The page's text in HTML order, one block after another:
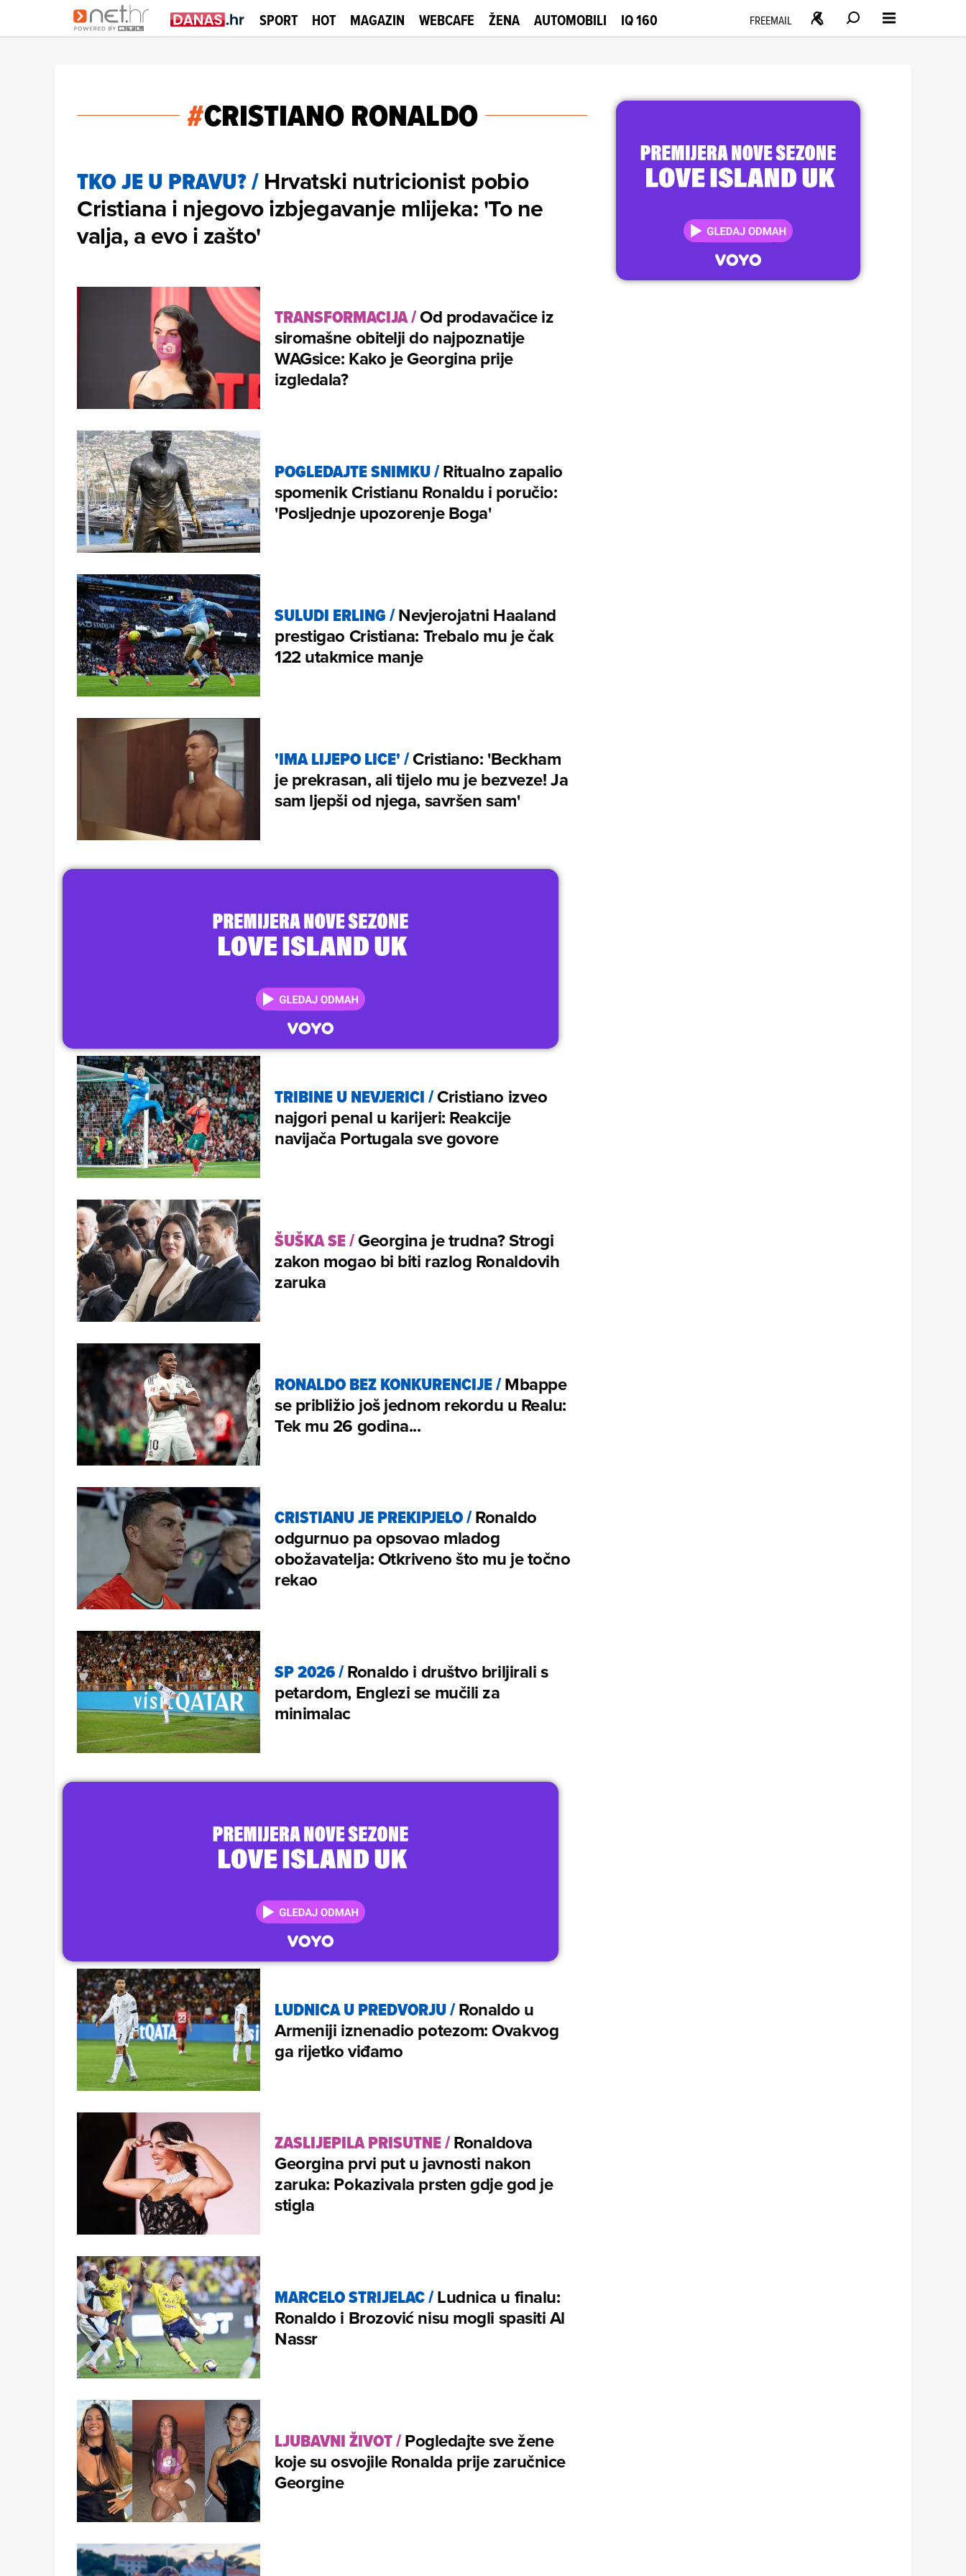
SPORT HOT MAGAZIN WEBCAFE ŽENA AUTOMOBILI IQ 160 FREEMAIL
#CRISTIANO RONALDO
TKO JE U PRAVU?/Hrvatski nutricionist pobio
Cristiana i njegovo izbjegavanje mlijeka: 'To ne
valja, a evo i zašto'
TRANSFORMACIJA/Od prodavačice iz
siromašne obitelji do najpoznatije
WAGsice: Kako je Georgina prije
izgledala?
POGLEDAJTE SNIMKU/Ritualno zapalio
spomenik Cristianu Ronaldu i poručio:
'Posljednje upozorenje Boga'
SULUDI ERLING/Nevjerojatni Haaland
prestigao Cristiana: Trebalo mu je čak
122 utakmice manje
'IMA LIJEPO LICE'/Cristiano: 'Beckham
je prekrasan, ali tijelo mu je bezveze! Ja
sam ljepši od njega, savršen sam'
TRIBINE U NEVJERICI/Cristiano izveo
najgori penal u karijeri: Reakcije
navijača Portugala sve govore
ŠUŠKA SE/Georgina je trudna? Strogi
zakon mogao bi biti razlog Ronaldovih
zaruka
RONALDO BEZ KONKURENCIJE/Mbappe
se približio još jednom rekordu u Realu:
Tek mu 26 godina...
CRISTIANU JE PREKIPJELO/Ronaldo
odgurnuo pa opsovao mladog
obožavatelja: Otkriveno što mu je točno
rekao
SP 2026/Ronaldo i društvo briljirali s
petardom, Englezi se mučili za
minimalac
LUDNICA U PREDVORJU/Ronaldo u
Armeniji iznenadio potezom: Ovakvog
ga rijetko viđamo
ZASLIJEPILA PRISUTNE/Ronaldova
Georgina prvi put u javnosti nakon
zaruka: Pokazivala prsten gdje god je
stigla
MARCELO STRIJELAC/Ludnica u finalu:
Ronaldo i Brozović nisu mogli spasiti Al
Nassr
LJUBAVNI ŽIVOT/Pogledajte sve žene
koje su osvojile Ronalda prije zaručnice
Georgine